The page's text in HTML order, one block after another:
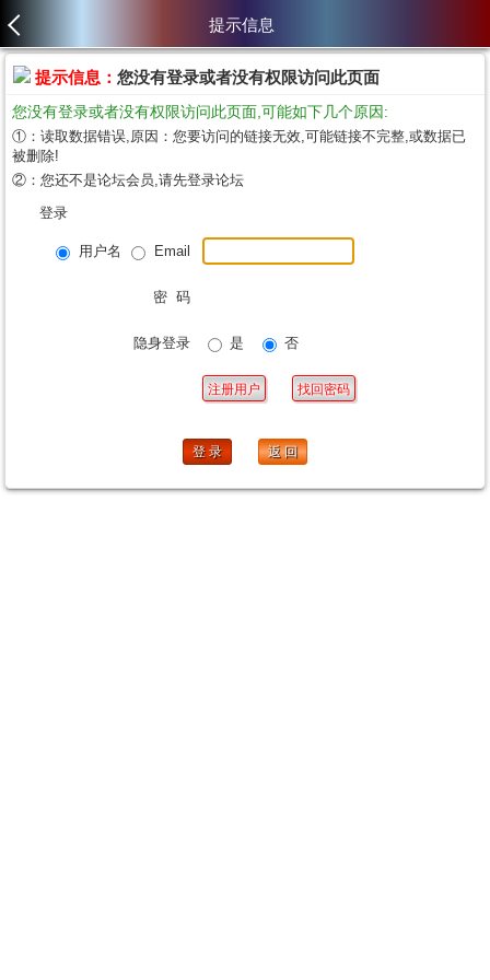
提示信息
提示信息： 您没有登录或者没有权限访问此页面
您没有登录或者没有权限访问此页面,可能如下几个原因:
①：读取数据错误,原因：您要访问的链接无效,可能链接不完整,或数据已
被删除!
②：您还不是论坛会员,请先登录论坛
登录
用户名 Email
密 码
隐身登录 是 否